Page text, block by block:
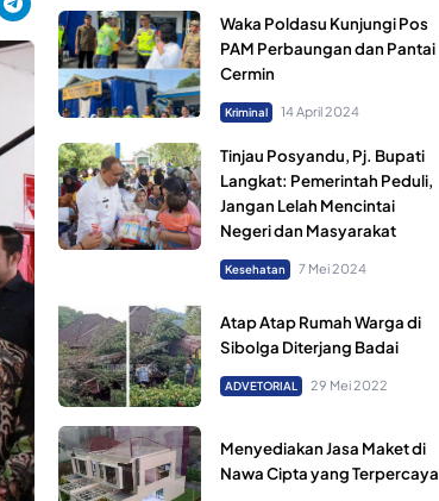
Waka Poldasu Kunjungi Pos
PAM Perbaungan dan Pantai
Cermin
Kriminal 14 April 2024
Tinjau Posyandu, Pj. Bupati
Langkat: Pemerintah Peduli,
Jangan Lelah Mencintai
Negeri dan Masyarakat
Kesehatan 7 Mei 2024
Atap Atap Rumah Warga di
Sibolga Diterjang Badai
ADVETORIAL 29 Mei 2022
Menyediakan Jasa Maket di
Nawa Cipta yang Terpercaya